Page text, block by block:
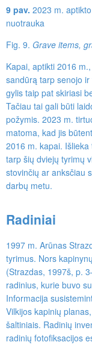
9 pav. 2023 m.
nuotrauka
Fig. 9. Grave items,
Kapai, aptikti 2016
sandūrą tarp senojo
gylis taip pat skiriasi
Tačiau tai gali būti
požymis. 2023 m.
matoma, kad jis
2016 m. kapai.
tarp šių dviejų tyrimų
stovinčių ar anksčiau
darbų metu.
Radiniai
1997 m. Arūnas
tyrimus. Nors
(Strazdas, 1997š, p.
radinius, kurie buvo
Informacija
Vilkijos kapinių
šaltiniais. Radinių
radinių fotofiksacijos